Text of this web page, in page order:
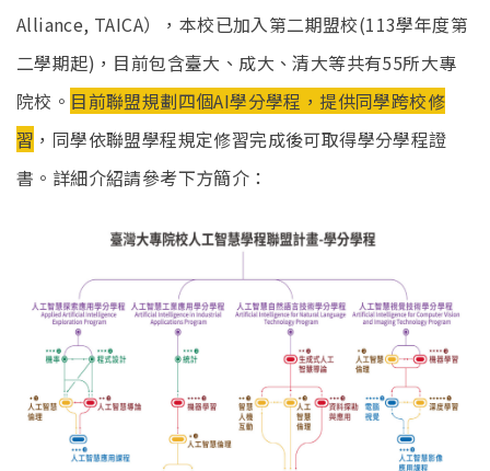
external)
Alliance, TAICA），本校已加入第二期盟校(113學年度第
二學期起)，目前包含臺大、成大、清大等共有55所大專
院校。 目前聯盟規劃四個AI學分學程，提供同學跨校修
習 ，同學依聯盟學程規定修習完成後可取得學分學程證
書。詳細介紹請參考下方簡介：